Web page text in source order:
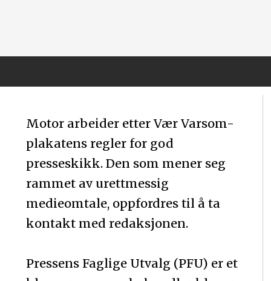
Motor arbeider etter Vær Varsom-
plakatens regler for god
presseskikk. Den som mener seg
rammet av urettmessig
medieomtale, oppfordres til å ta
kontakt med redaksjonen.
Pressens Faglige Utvalg (PFU) er et